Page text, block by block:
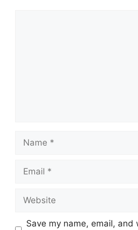
Save my name, email, and